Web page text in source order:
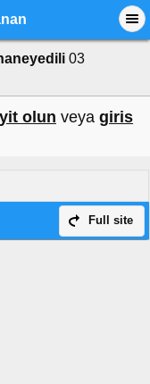
03
olun veya giris
Full site